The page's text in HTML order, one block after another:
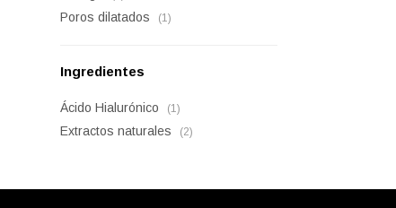
Poros dilatados (1)
Ingredientes
Ácido Hialurónico (1)
Extractos naturales (2)